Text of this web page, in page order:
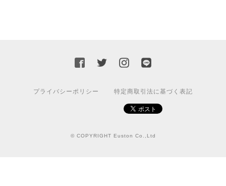
プライバシーポリシー 特定商取引法に基づく表記
© COPYRIGHT Euston Co.,Ltd